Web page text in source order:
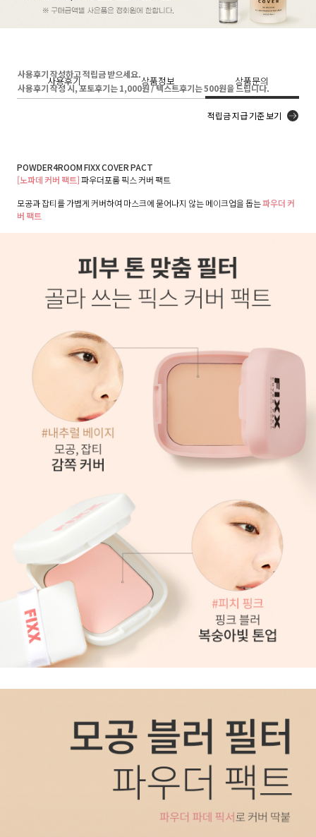
사용후기 상품정보 상품문의
사용후기 작성하고 적립금 받으세요.
사용후기 작성 시, 포토후기는 1,000원 / 텍스트후기는 500원을 드립니다.
적립금 지급 기준 보기
POWDER4ROOM FIXX COVER PACT
[노파데 커버 팩트]파우더포룸 픽스 커버 팩트
모공과 잡티를 가볍게 커버하여 마스크에 묻어나지 않는 메이크업을 돕는파우더 커
버 팩트